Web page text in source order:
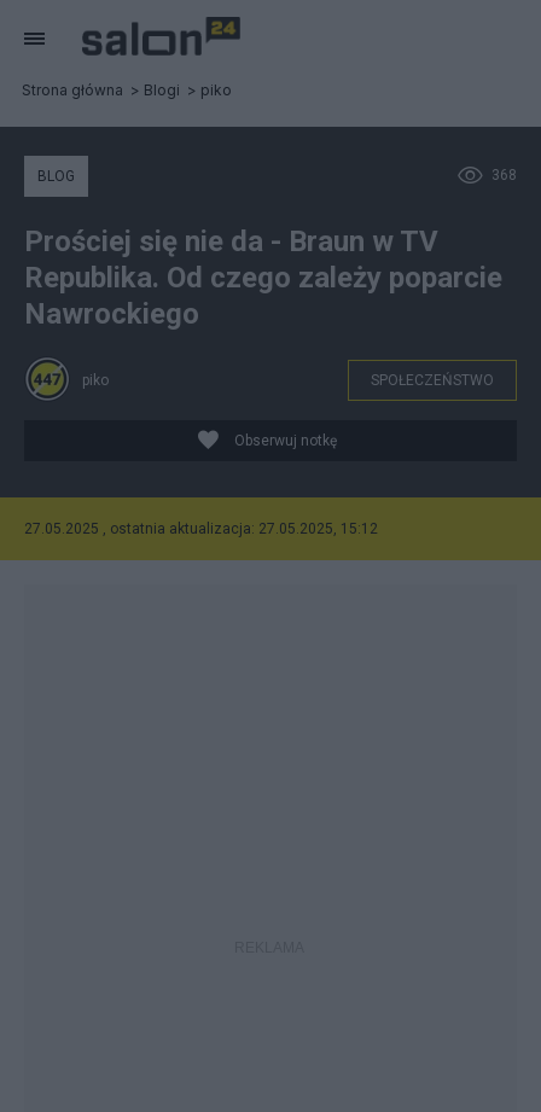
Strona główna Blogi piko
368
BLOG
Prościej się nie da - Braun w TV
Republika. Od czego zależy poparcie
Nawrockiego
piko SPOŁECZEŃSTWO
Obserwuj notkę
27.05.2025 , ostatnia aktualizacja: 27.05.2025, 15:12